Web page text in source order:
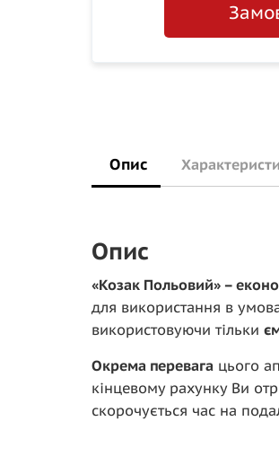
Опис
Опис
«Козак Польовий» –
для використання в
використовуючи тільки
Окрема перевага цього
кінцевому рахунку Ви
скорочується час на